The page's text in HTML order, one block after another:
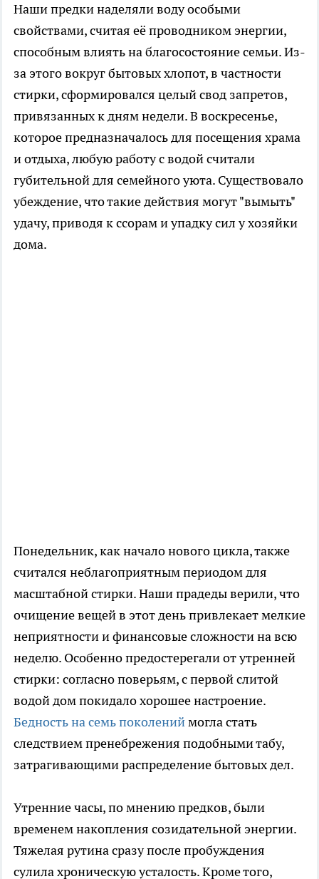
Наши предки наделяли воду особыми
свойствами, считая её проводником энергии,
способным влиять на благосостояние семьи. Из-
за этого вокруг бытовых хлопот, в частности
стирки, сформировался целый свод запретов,
привязанных к дням недели. В воскресенье,
которое предназначалось для посещения храма
и отдыха, любую работу с водой считали
губительной для семейного уюта. Существовало
убеждение, что такие действия могут "вымыть"
удачу, приводя к ссорам и упадку сил у хозяйки
дома.
Понедельник, как начало нового цикла, также
считался неблагоприятным периодом для
масштабной стирки. Наши прадеды верили, что
очищение вещей в этот день привлекает мелкие
неприятности и финансовые сложности на всю
неделю. Особенно предостерегали от утренней
стирки: согласно поверьям, с первой слитой
водой дом покидало хорошее настроение.
Бедность на семь поколениймогла стать
следствием пренебрежения подобными табу,
затрагивающими распределение бытовых дел.
Утренние часы, по мнению предков, были
временем накопления созидательной энергии.
Тяжелая рутина сразу после пробуждения
сулила хроническую усталость. Кроме того,